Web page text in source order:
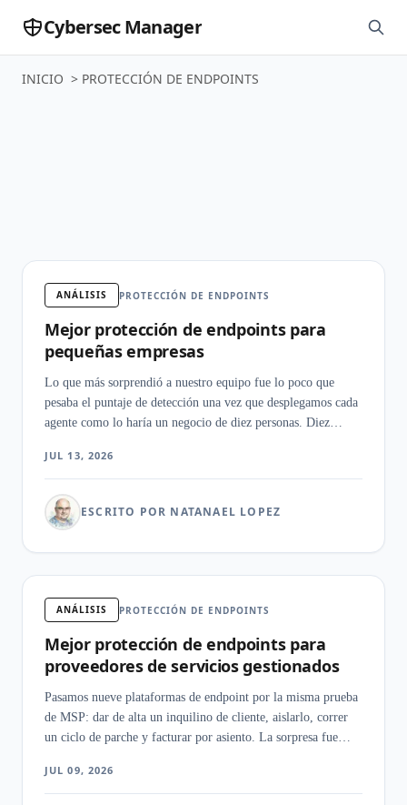
Cybersec Manager
INICIO > PROTECCIÓN DE ENDPOINTS
ANÁLISIS PROTECCIÓN DE ENDPOINTS
Mejor protección de endpoints para
pequeñas empresas
Lo que más sorprendió a nuestro equipo fue lo poco que
pesaba el puntaje de detección una vez que desplegamos cada
agente como lo haría un negocio de diez personas. Diez
vigilando, y las que ganaron fueron las que remediaron por
su cuenta un ataque de ransomware falso.
JUL 13, 2026
ESCRITO POR NATANAEL LOPEZ
ANÁLISIS PROTECCIÓN DE ENDPOINTS
Mejor protección de endpoints para
proveedores de servicios gestionados
Pasamos nueve plataformas de endpoint por la misma prueba
de MSP: dar de alta un inquilino de cliente, aislarlo, correr
un ciclo de parche y facturar por asiento. La sorpresa fue
de los puntajes de detección cuando gestionas seguridad para
muchos clientes a la vez.
JUL 09, 2026